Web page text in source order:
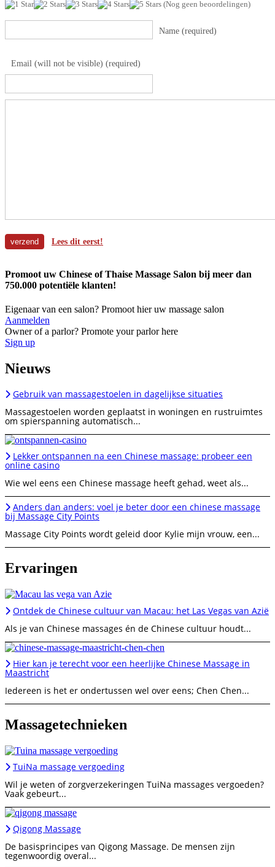
(Nog geen beoordelingen)
Name (required)
Email (will not be visible) (required)
Lees dit eerst!
Promoot uw Chinese of Thaise Massage Salon bij meer dan
750.000 potentiële klanten!
Eigenaar van een salon? Promoot hier uw massage salon
Aanmelden
Owner of a parlor? Promote your parlor here
Sign up
Nieuws
Gebruik van massagestoelen in dagelijkse situaties
Massagestoelen worden geplaatst in woningen en rustruimtes
om spierspanning automatisch...
Lekker ontspannen na een Chinese massage: probeer een
online casino
Wie wel eens een Chinese massage heeft gehad, weet als...
Anders dan anders: voel je beter door een chinese massage
bij Massage City Points
Massage City Points wordt geleid door Kylie mijn vrouw, een...
Ervaringen
Ontdek de Chinese cultuur van Macau: het Las Vegas van Azië
Als je van Chinese massages én de Chinese cultuur houdt...
Hier kan je terecht voor een heerlijke Chinese Massage in
Maastricht
Iedereen is het er ondertussen wel over eens; Chen Chen...
Massagetechnieken
TuiNa massage vergoeding
Wil je weten of zorgverzekeringen TuiNa massages vergoeden?
Vaak gebeurt...
Qigong Massage
De basisprincipes van Qigong Massage. De mensen zijn
tegenwoordig overal...